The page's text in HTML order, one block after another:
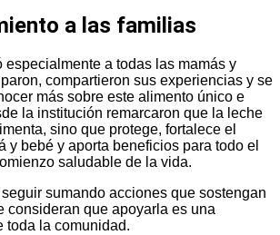
a las familias
especialmente a todas las mamás y
compartieron sus experiencias y se
más sobre este alimento único e
la institución remarcaron que la leche
sino que protege, fortalece el
y bebé y aporta beneficios para todo el
saludable de la vida.
sumando acciones que sostengan
consideran que apoyarla es una
toda la comunidad.